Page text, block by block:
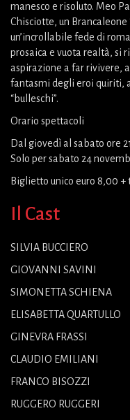
manesco e risoluto. Meo
Chisciotte, un Brancaleone
un’incrollabile fede di
prosaica e vuota realtà, si
aspirazione a far rivivere,
fantasmi degli eroi quiriti,
“bulleschi”.
Orario spettacoli
Dal giovedì al sabato ore
Solo per sabato 24
Biglietto unico euro 8,00 +
Il Cast
SILVIA BUCCIERO
GIOVANNI SAVINI
SIMONETTA SCHIENA
ELISABETTA QUARTULLO
GINEVRA FRASSI
CLAUDIO EMILIANI
FRANCO BISOZZI
RUGGERO RUGGERI